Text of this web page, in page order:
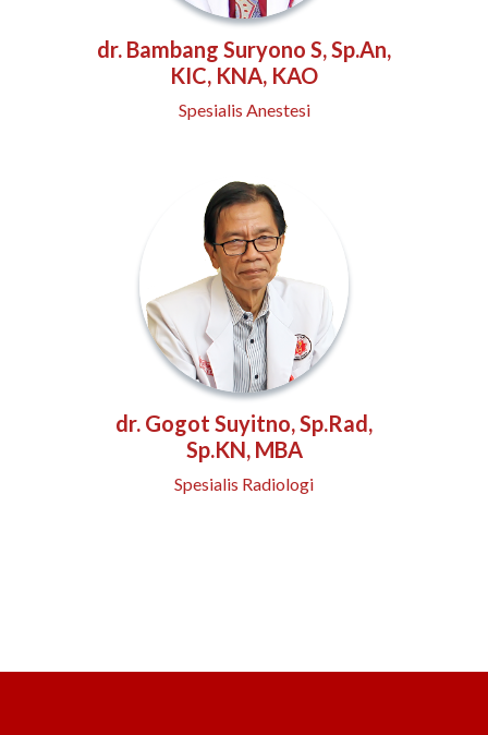
dr. Bambang Suryono S, Sp.An,
KIC, KNA, KAO
Spesialis Anestesi
dr. Gogot Suyitno, Sp.Rad,
Sp.KN, MBA
Spesialis Radiologi